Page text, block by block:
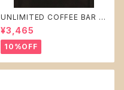
UNLIMITED COFFEE BAR オ
リジナル Ｔシャツ 【 ブラック 】t
シャツ Lサイズ
¥3,465
10%OFF